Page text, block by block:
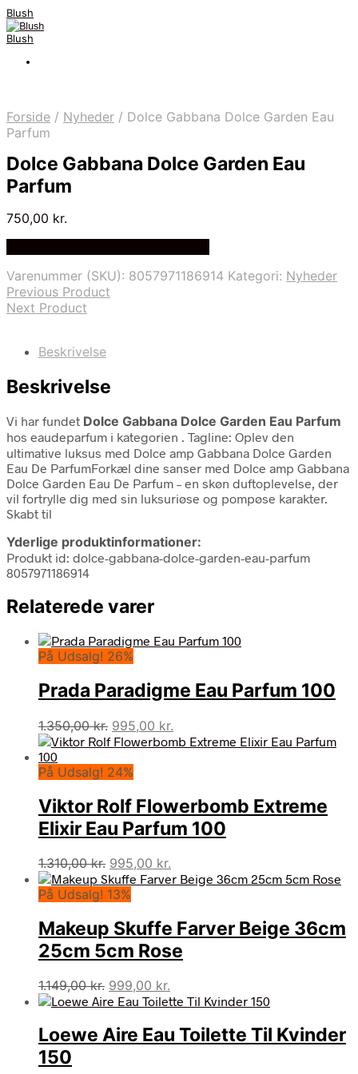
Blush
Blush
Forside / Nyheder / Dolce Gabbana Dolce Garden Eau
Parfum
Dolce Gabbana Dolce Garden Eau
Parfum
750,00 kr.
Varenummer (SKU): 8057971186914 Kategori: Nyheder
Previous Product
Next Product
Beskrivelse
Beskrivelse
Vi har fundet Dolce Gabbana Dolce Garden Eau Parfum
hos eaudeparfum i kategorien . Tagline: Oplev den
ultimative luksus med Dolce amp Gabbana Dolce Garden
Eau De ParfumForkæl dine sanser med Dolce amp Gabbana
Dolce Garden Eau De Parfum – en skøn duftoplevelse, der
vil fortrylle dig med sin luksuriøse og pompøse karakter.
Skabt til
Yderlige produktinformationer:
Produkt id: dolce-gabbana-dolce-garden-eau-parfum
8057971186914
Relaterede varer
På Udsalg! 26%
Prada Paradigme Eau Parfum 100
1.350,00kr. Den
oprindelige
var:
995,00 kr.
aktuelle
På Udsalg! 24%
Viktor Rolf Flowerbomb Extreme
Elixir Eau Parfum 100
1.310,00kr. Den
oprindelige
pris
1.310,00 kr..
995,00 kr.
aktuelle
995,00 kr..
På Udsalg! 13%
Makeup Skuffe Farver Beige 36cm
25cm 5cm Rose
1.149,00kr. Den
oprindelige
var:
1.149,00 kr..
999,00 kr.
aktuelle
er:
999,00 kr..
Loewe Aire Eau Toilette Til Kvinder
150